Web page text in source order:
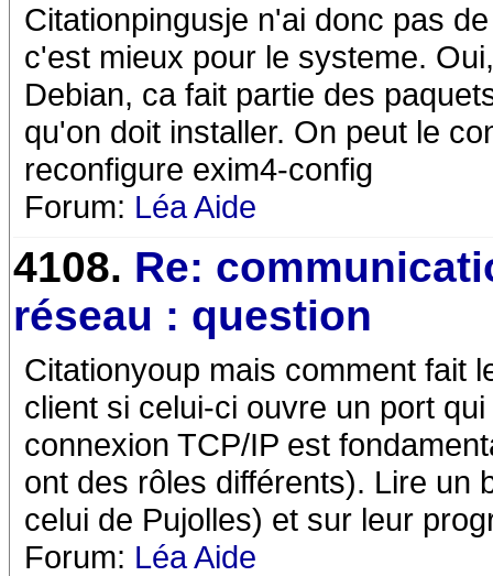
Citationpingusje n'ai donc pas
c'est mieux pour le systeme.
Debian, ca fait partie des
qu'on doit installer. On peut le
reconfigure exim4-config
Forum: Léa Aide
4108. Re:
réseau : question
Citationyoup mais comment fait
client si celui-ci ouvre un port
connexion TCP/IP est
ont des rôles différents). Lire un
celui de Pujolles) et sur leur
Forum: Léa Aide